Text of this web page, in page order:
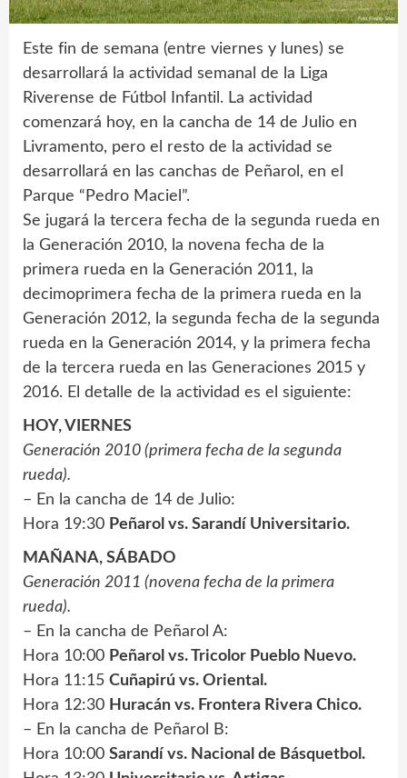
Este fin de semana (entre viernes y lunes) se
desarrollará la actividad semanal de la Liga
Riverense de Fútbol Infantil. La actividad
comenzará hoy, en la cancha de 14 de Julio en
Livramento, pero el resto de la actividad se
desarrollará en las canchas de Peñarol, en el
Parque “Pedro Maciel”.
Se jugará la tercera fecha de la segunda rueda en
la Generación 2010, la novena fecha de la
primera rueda en la Generación 2011, la
decimoprimera fecha de la primera rueda en la
Generación 2012, la segunda fecha de la segunda
rueda en la Generación 2014, y la primera fecha
de la tercera rueda en las Generaciones 2015 y
2016. El detalle de la actividad es el siguiente:
HOY, VIERNES
Generación 2010 (primera fecha de la segunda
rueda).
– En la cancha de 14 de Julio:
Hora 19:30 Peñarol vs. Sarandí Universitario.
MAÑANA, SÁBADO
Generación 2011 (novena fecha de la primera
rueda).
– En la cancha de Peñarol A:
Hora 10:00 Peñarol vs. Tricolor Pueblo Nuevo.
Hora 11:15 Cuñapirú vs. Oriental.
Hora 12:30 Huracán vs. Frontera Rivera Chico.
– En la cancha de Peñarol B:
Hora 10:00 Sarandí vs. Nacional de Básquetbol.